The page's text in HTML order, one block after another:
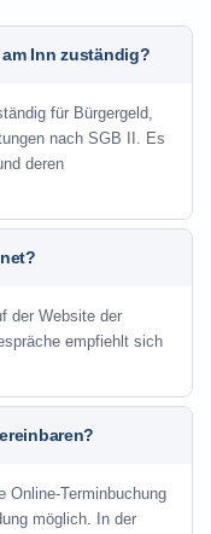
Inn zuständig?
für Bürgergeld,
nach SGB II. Es
deren
der Website der
empfiehlt sich
Online-Terminbuchung
möglich. In der